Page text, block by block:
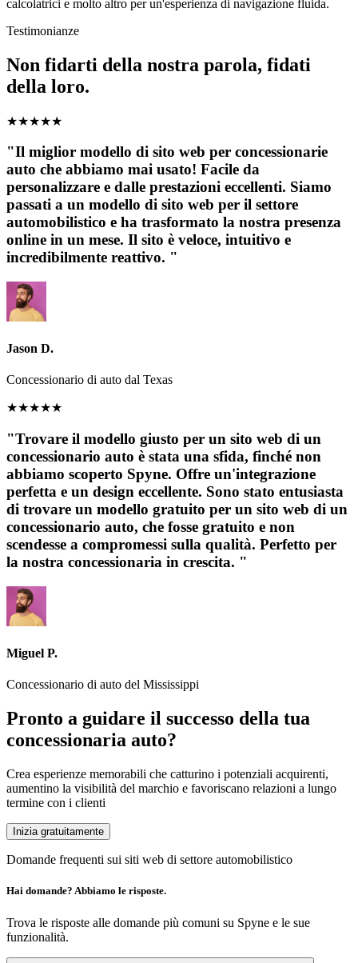
calcolatrici e molto altro per un'esperienza di navigazione fluida.
Testimonianze
Non fidarti della nostra parola, fidati
della loro.
★★★★★
"Il miglior modello di sito web per concessionarie
auto che abbiamo mai usato! Facile da
personalizzare e dalle prestazioni eccellenti. Siamo
passati a un modello di sito web per il settore
automobilistico e ha trasformato la nostra presenza
online in un mese. Il sito è veloce, intuitivo e
incredibilmente reattivo. "
Jason D.
Concessionario di auto dal Texas
★★★★★
"Trovare il modello giusto per un sito web di un
concessionario auto è stata una sfida, finché non
abbiamo scoperto Spyne. Offre un'integrazione
perfetta e un design eccellente. Sono stato entusiasta
di trovare un modello gratuito per un sito web di un
concessionario auto, che fosse gratuito e non
scendesse a compromessi sulla qualità. Perfetto per
la nostra concessionaria in crescita. "
Miguel P.
Concessionario di auto del Mississippi
Pronto a guidare il successo della tua
concessionaria auto?
Crea esperienze memorabili che catturino i potenziali acquirenti,
aumentino la visibilità del marchio e favoriscano relazioni a lungo
termine con i clienti
Inizia gratuitamente
Domande frequenti sui siti web di settore automobilistico
Hai domande? Abbiamo le risposte.
Trova le risposte alle domande più comuni su Spyne e le sue
funzionalità.